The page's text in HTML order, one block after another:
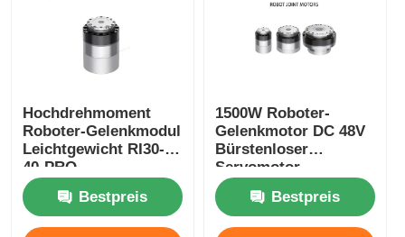
Menschliche Maschinenschnittstelle
AC-SERVOMOTOR
Hochdrehmoment
Roboter-Gelenkmodul
Leichtgewicht RI30-
40-PRO
Industrieautomation
Bestpreis
1500W Roboter-
Gelenkmotor DC 48V
Bürstenloser
Servomotor
Gelenkschnelligkeit
verstellbarBestpreis